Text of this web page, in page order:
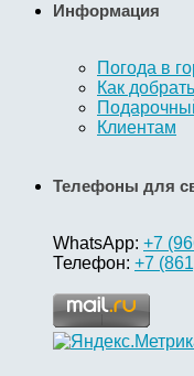
Информация
Погода в
Как
Клиентам
Телефоны для
WhatsApp: +7
Телефон: +7